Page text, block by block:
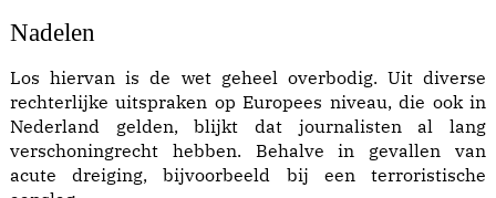
Nadelen
Los hiervan is de wet geheel overbodig. Uit diverse
rechterlijke uitspraken op Europees niveau, die ook in
Nederland gelden, blijkt dat journalisten al lang
verschoningrecht hebben. Behalve in gevallen van
acute dreiging, bijvoorbeeld bij een terroristische